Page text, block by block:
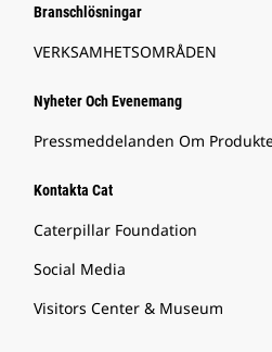
Branschlösningar
VERKSAMHETSOMRÅDEN
Nyheter Och Evenemang
Pressmeddelanden Om
Kontakta Cat
Caterpillar Foundation
Social Media
Visitors Center & Museum